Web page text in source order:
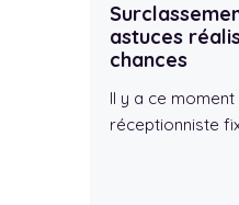
astuces
chances
Il y a ce
réceptionniste